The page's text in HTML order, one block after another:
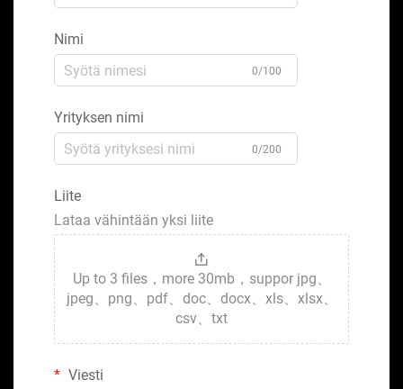
Nimi
0/100
Yrityksen nimi
0/200
Liite
Lataa vähintään yksi liite
Up to 3 files，more 30mb，suppor jpg、
jpeg、png、pdf、doc、docx、xls、xlsx、
csv、txt
Viesti